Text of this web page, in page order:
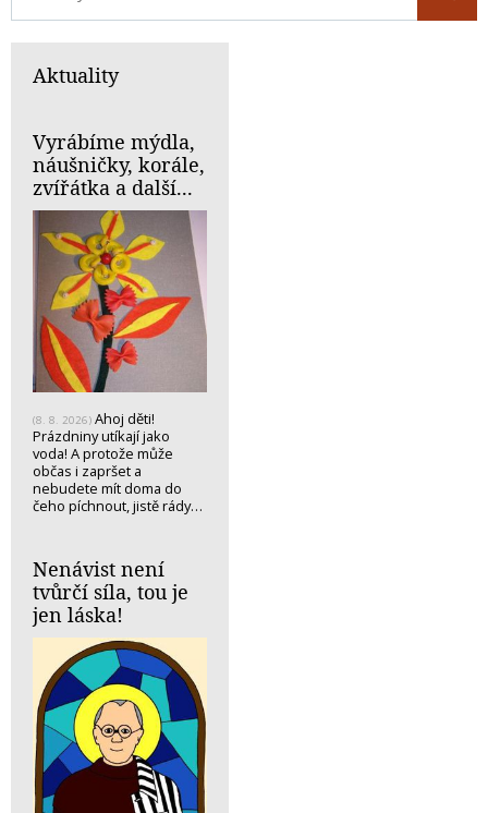
Aktuality
Vyrábíme mýdla,
náušničky, korále,
zvířátka a další...
(8. 8. 2026) Ahoj děti!
Prázdniny utíkají jako
voda! A protože může
občas i zapršet a
nebudete mít doma do
čeho píchnout, jistě rády…
Nenávist není
tvůrčí síla, tou je
jen láska!